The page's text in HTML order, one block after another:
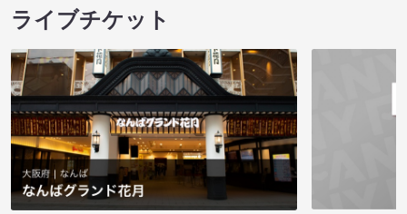
ライブチケット